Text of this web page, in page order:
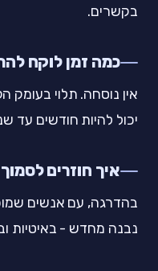
בקשרים.
כמה זמן לוקח
אין נוסחה. תלוי בעומק
יכול להיות חודשים עד
איך חוזרים
בהדרגה, עם אנשים
נבנה מחדש - באיטיות